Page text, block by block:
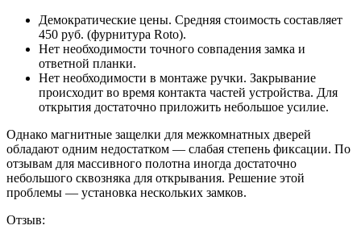
Демократические цены. Средняя стоимость составляет
450 руб. (фурнитура Roto).
Нет необходимости точного совпадения замка и
ответной планки.
Нет необходимости в монтаже ручки. Закрывание
происходит во время контакта частей устройства. Для
открытия достаточно приложить небольшое усилие.
Однако магнитные защелки для межкомнатных дверей
обладают одним недостатком — слабая степень фиксации. По
отзывам для массивного полотна иногда достаточно
небольшого сквозняка для открывания. Решение этой
проблемы — установка нескольких замков.
Отзыв: